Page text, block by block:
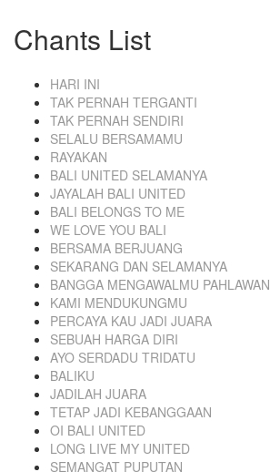
Chants List
HARI INI
TAK PERNAH TERGANTI
TAK PERNAH SENDIRI
SELALU BERSAMAMU
RAYAKAN
BALI UNITED SELAMANYA
JAYALAH BALI UNITED
BALI BELONGS TO ME
WE LOVE YOU BALI
BERSAMA BERJUANG
SEKARANG DAN SELAMANYA
BANGGA MENGAWALMU PAHLAWAN
KAMI MENDUKUNGMU
PERCAYA KAU JADI JUARA
SEBUAH HARGA DIRI
AYO SERDADU TRIDATU
BALIKU
JADILAH JUARA
TETAP JADI KEBANGGAAN
OI BALI UNITED
LONG LIVE MY UNITED
SEMANGAT PUPUTAN